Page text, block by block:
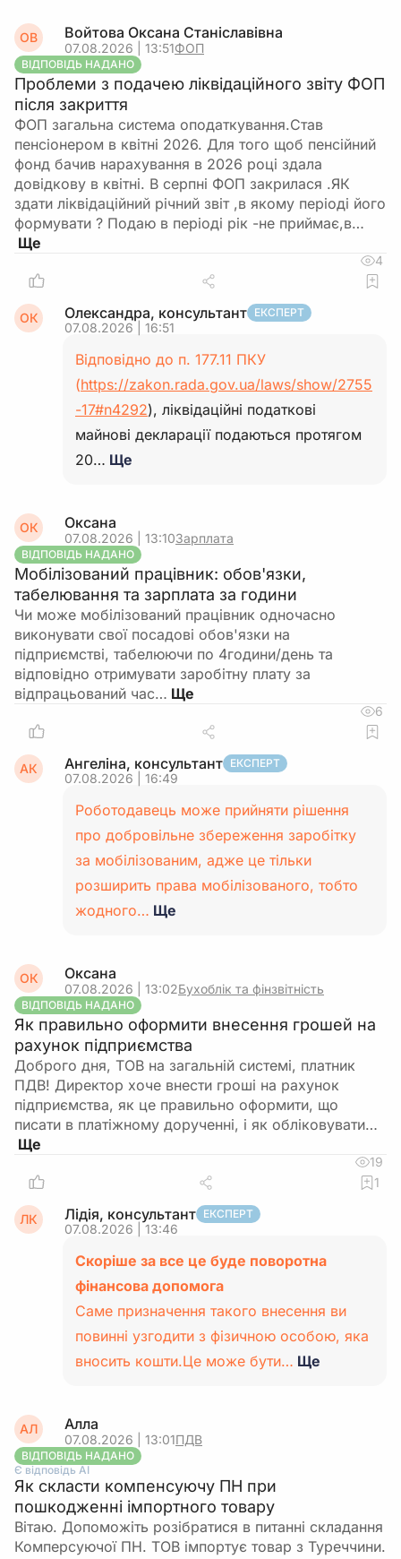
ОВ Войтова Оксана Станіславівна
07.08.2026 | 13:51ФОП
ВІДПОВІДЬ НАДАНО
Проблеми з подачею ліквідаційного звіту ФОП
після закриття
ФОП загальна система оподаткування.Став
пенсіонером в квітні 2026. Для того щоб пенсійний
фонд бачив нарахування в 2026 році здала
довідкову в квітні. В серпні ФОП закрилася .ЯК
здати ліквідаційний річний звіт ,в якому періоді його
формувати ? Подаю в періоді рік -не приймає,в…
4
ОК Олександра, консультант ЕКСПЕРТ
07.08.2026 | 16:51
Відповідно до п. 177.11 ПКУ
(https://zakon.rada.gov.ua/laws/show/2755
-17#n4292), ліквідаційні податкові
майнові декларації подаються протягом
20… Ще
ОК Оксана
07.08.2026 | 13:10Зарплата
ВІДПОВІДЬ НАДАНО
Мобілізований працівник: обов'язки,
табелювання та зарплата за години
Чи може мобілізований працівник одночасно
виконувати свої посадові обов'язки на
підприємстві, табелюючи по 4години/день та
відповідно отримувати заробітну плату за
відпрацьований час…
6
АК Ангеліна, консультант ЕКСПЕРТ
07.08.2026 | 16:49
Роботодавець може прийняти рішення
про добровільне збереження заробітку
за мобілізованим, адже це тільки
розширить права мобілізованого, тобто
жодного… Ще
ОК Оксана
07.08.2026 | 13:02Бухоблік та фінзвітність
ВІДПОВІДЬ НАДАНО
Як правильно оформити внесення грошей на
рахунок підприємства
Доброго дня, ТОВ на загальній системі, платник
ПДВ! Директор хоче внести гроші на рахунок
підприємства, як це правильно оформити, що
писати в платіжному дорученні, і як обліковувати…
19
1
ЛК Лідія, консультант ЕКСПЕРТ
07.08.2026 | 13:46
Скоріше за все це буде поворотна
фінансова допомога
Саме призначення такого внесення ви
повинні узгодити з фізичною особою, яка
вносить кошти.Це може бути… Ще
АЛ Алла
07.08.2026 | 13:01ПДВ
ВІДПОВІДЬ НАДАНО
Є відповідь АІ
Як скласти компенсуючу ПН при
пошкодженні імпортного товару
Вітаю. Допоможіть розібратися в питанні складання
Комперсуючої ПН. ТОВ імпортує товар з Туреччини.